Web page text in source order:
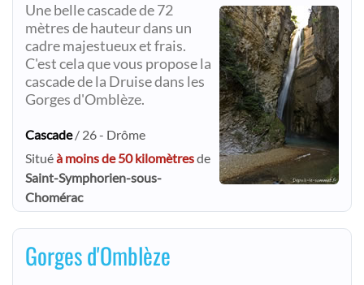
Une belle cascade de 72
mètres de hauteur dans un
cadre majestueux et frais.
C'est cela que vous propose la
cascade de la Druise dans les
Gorges d'Omblèze.
Cascade/ 26 - Drôme
Situéà moins de 50 kilomètresde
Saint-Symphorien-sous-
Chomérac
Gorges d'Omblèze